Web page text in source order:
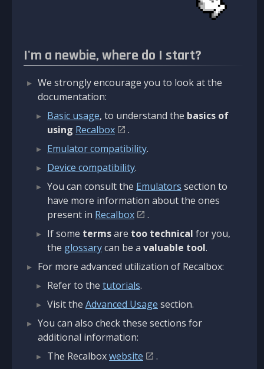
I'm a newbie, where do I start?
We strongly encourage you to look at the
documentation:
Basic usage, to understand the basics of
using Recalbox
.
Emulator compatibility.
Device compatibility.
You can consult the Emulators section to
have more information about the ones
present in Recalbox
.
If some termsare too technical for you,
the glossarycan be a valuable tool.
For more advanced utilization of Recalbox:
Refer to the tutorials.
Visit the Advanced Usage section.
You can also check these sections for
additional information:
The Recalboxwebsite
.